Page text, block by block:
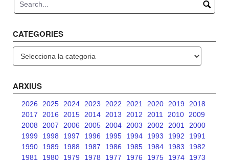
CATEGORIES
ARXIUS
2026 2025 2024 2023 2022 2021 2020 2019
2018
2017
2016 2015 2014 2013 2012 2011 2010
2009
2008
2007 2006 2005 2004 2003 2002 2001
2000
1999
1998 1997 1996 1995 1994 1993 1992
1991
1990
1989 1988 1987 1986 1985 1984 1983
1982
1981
1980 1979 1978 1977 1976 1975 1974
1973